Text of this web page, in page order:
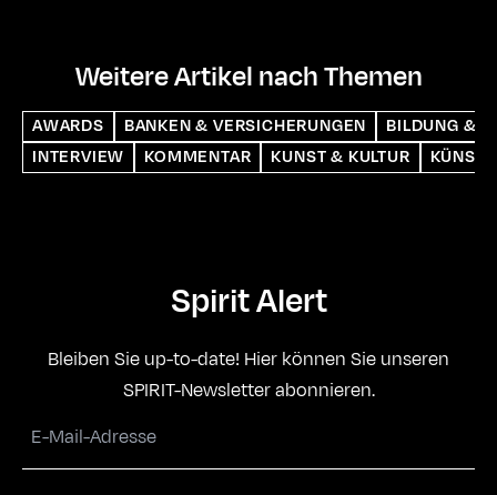
Weitere Artikel nach Themen
AWARDS BANKEN & VERSICHERUNGEN
BILDUNG &
INTERVIEW
KOMMENTAR KUNST & KULTUR
Spirit Alert
Bleiben Sie up-to-date! Hier können Sie unseren
SPIRIT-Newsletter abonnieren.